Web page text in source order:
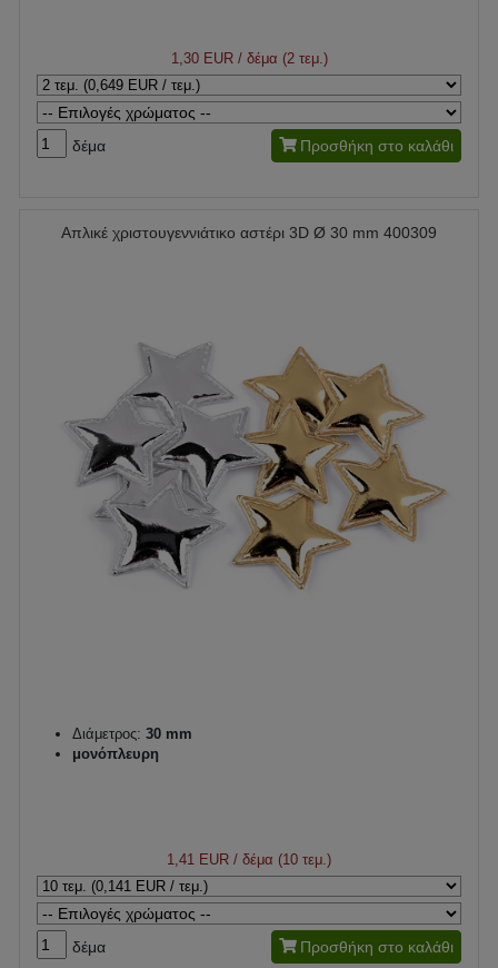
1,30 EUR/ δέμα (2 τεμ.)
δέμα Προσθήκη στο καλάθι
Απλικέ χριστουγεννιάτικο αστέρι 3D Ø 30 mm 400309
Διάμετρος: 30 mm
μονόπλευρη
1,41 EUR / δέμα (10 τεμ.)
δέμα Προσθήκη στο καλάθι